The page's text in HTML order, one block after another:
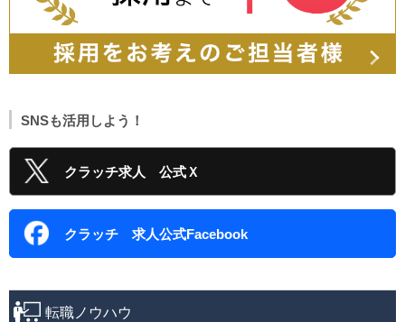
SNSも活用しよう！
クラッチ求人 公式Ｘ
クラッチ 求人公式Facebook
転職ノウハウ